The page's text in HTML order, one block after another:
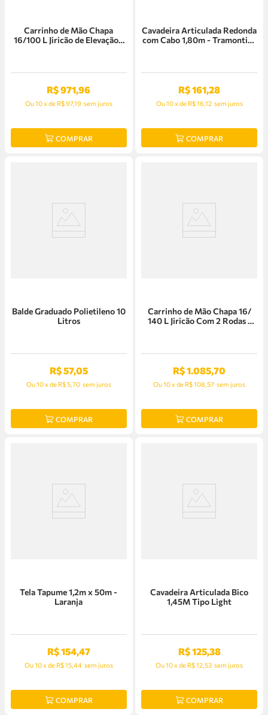
Carrinho de Mão Chapa
16/100 L Jiricão de Elevação -
R$971,96
Ou10xde R$ 97,19 sem juros
COMPRAR
Cavadeira Articulada Redonda
com Cabo 1,80m - Tramontina
R$161,28
Ou10xde R$ 16,12 sem juros
COMPRAR
Balde Graduado Polietileno 10
Litros
R$57,05
Ou10xde R$ 5,70 sem juros
COMPRAR
Carrinho de Mão Chapa 16/
140 L Jiricão Com 2 Rodas -
R$1.085,70
Ou10xde R$ 108,57 sem juros
COMPRAR
Tela Tapume 1,2m x 50m -
Laranja
R$154,47
Ou10xde R$ 15,44 sem juros
COMPRAR
Cavadeira Articulada Bico
1,45M Tipo Light
R$125,38
Ou10xde R$ 12,53 sem juros
COMPRAR